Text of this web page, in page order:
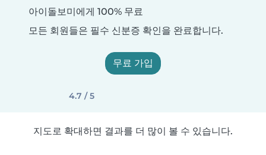
아이돌보미에게 100% 무료
모든 회원들은 필수 신분증 확인을 완료합니다.
무료 가입
4.7 / 5
지도로 확대하면 결과를 더 많이 볼 수 있습니다.